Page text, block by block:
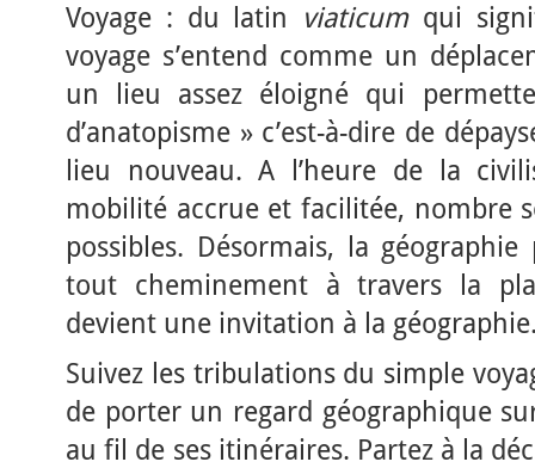
Voyage : du latin viaticumqui
voyage s’entend comme un
un lieu assez éloigné qui
d’anatopisme » c’est-à-dire de
lieu nouveau. A l’heure de la
mobilité accrue et facilitée, nombre
possibles. Désormais, la
tout cheminement à travers la
devient une invitation à la
Suivez les tribulations du simple
de porter un regard géographique
au fil de ses itinéraires. Partez à la